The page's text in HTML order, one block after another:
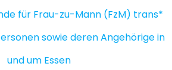
für Frau-zu-Mann (FzM) trans*
sowie deren Angehörige in
und um Essen